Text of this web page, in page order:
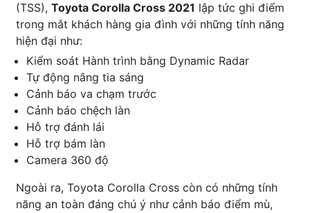
(TSS), Toyota Corolla Cross 2021 lập tức ghi điểm
trong mắt khách hàng gia đình với những tính năng
hiện đại như:
Kiểm soát Hành trình bằng Dynamic Radar
Tự động nâng tia sáng
Cảnh báo va chạm trước
Cảnh báo chệch làn
Hỗ trợ đánh lái
Hỗ trợ bám làn
Camera 360 độ
Ngoài ra, Toyota Corolla Cross còn có những tính
năng an toàn đáng chú ý như cảnh báo điểm mù,